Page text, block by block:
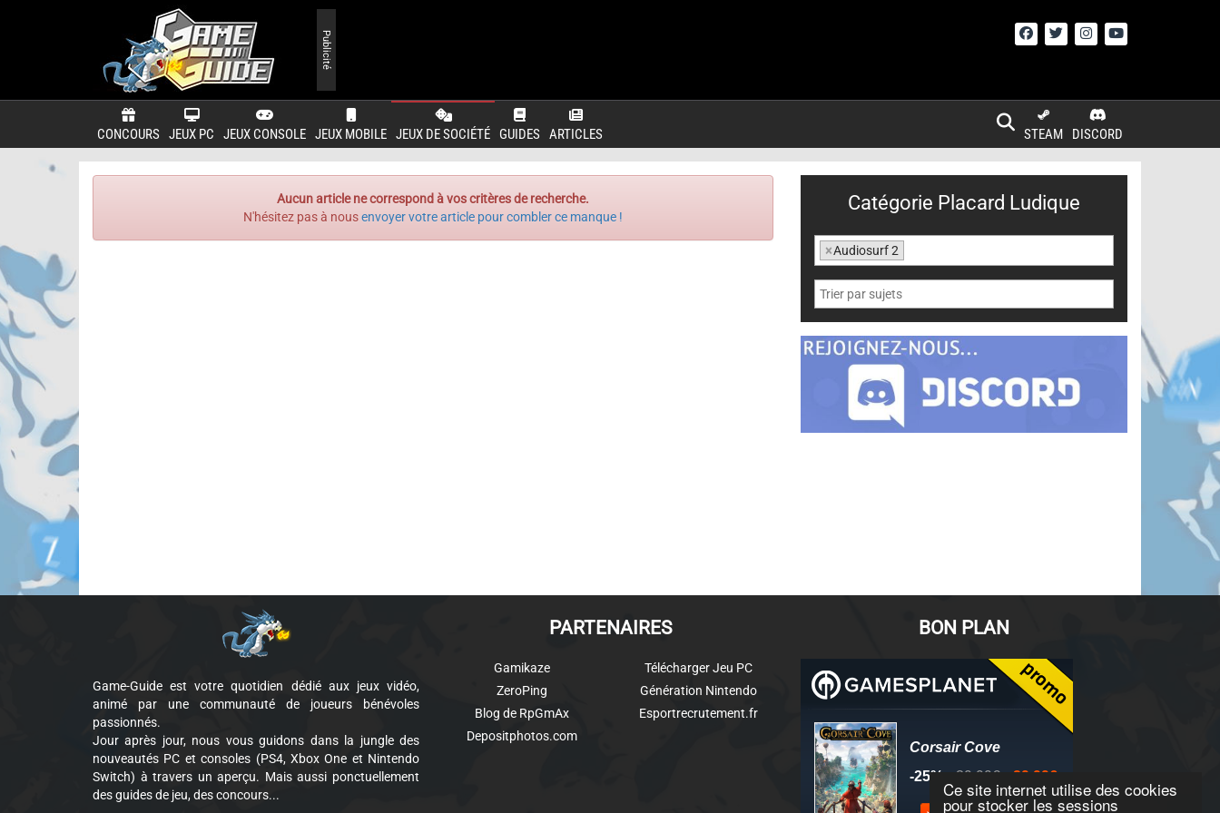
Ce site internet utilise des cookies
pour stocker les sessions
CONCOURS JEUX PC JEUX CONSOLE JEUX MOBILE JEUX DE SOCIÉTÉ GUIDES ARTICLES DISCORD
STEAM
Publicité
Aucun article ne correspond à vos critères de recherche.
N'hésitez pas à nousenvoyer votre article pour combler ce manque !
Catégorie Placard Ludique
×Audiosurf 2
Game-Guide est votre quotidien dédié aux jeux vidéo,
animé par une communauté de joueurs bénévoles
passionnés.
Jour après jour, nous vous guidons dans la jungle des
nouveautés PC et consoles (PS4, Xbox One et Nintendo
Switch) à travers un aperçu. Mais aussi ponctuellement
des guides de jeu, des concours...
PARTENAIRES
Gamikaze
ZeroPing
Blog de RpGmAx
Depositphotos.com
Télécharger Jeu PC
Génération Nintendo
Esportrecrutement.fr
BON PLAN